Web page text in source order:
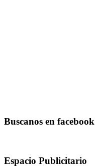
Buscanos en facebook
Espacio Publicitario